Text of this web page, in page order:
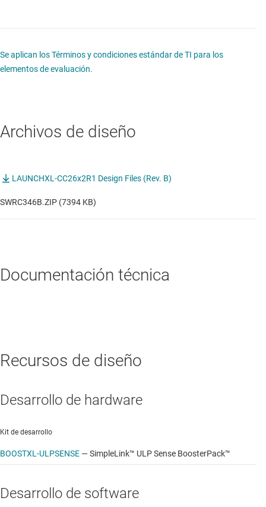
Se aplican los Términos y condiciones estándar de TI para los
elementos de evaluación.
Archivos de diseño
LAUNCHXL-CC26x2R1 Design Files (Rev. B)
SWRC346B.ZIP (7394 KB)
Documentación técnica
Recursos de diseño
Desarrollo de hardware
Kit de desarrollo
BOOSTXL-ULPSENSE —SimpleLink™ ULP Sense BoosterPack™
Desarrollo de software